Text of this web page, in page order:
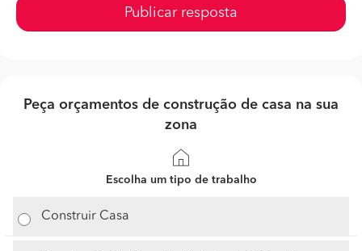
Publicar resposta
Peça orçamentos de construção de casa na sua
zona
Escolha um tipo de trabalho
Construir Casa